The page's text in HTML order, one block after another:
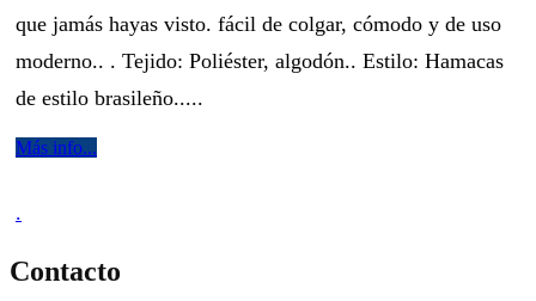
que jamás hayas visto. fácil de colgar, cómodo y de uso
moderno.. . Tejido: Poliéster, algodón.. Estilo: Hamacas
de estilo brasileño.....
Más info...
.
Contacto